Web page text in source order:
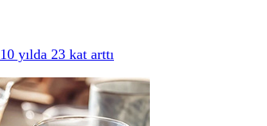
yılda 23 kat arttı